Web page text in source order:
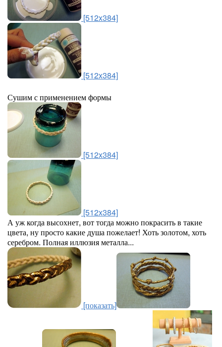
[512x384]
[512x384]
Сушим с применением формы
[512x384]
[512x384]
А уж когда высохнет, вот тогда можно покрасить в такие
цвета, ну просто какие душа пожелает! Хоть золотом, хоть
серебром. Полная иллюзия металла...
[показать]